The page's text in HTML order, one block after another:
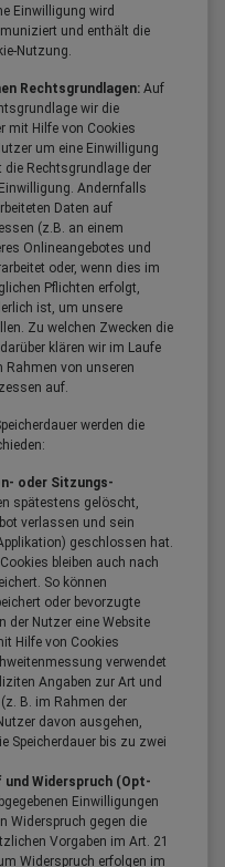
Einwilligung wird
und enthält die
Nutzung.
Rechtsgrundlagen: Auf
wir die
mit Hilfe von Cookies
um eine Einwilligung
die Rechtsgrundlage der
Andernfalls
Daten auf
(z.B. an einem
Onlineangebotes und
oder, wenn dies im
Pflichten erfolgt,
ist, um unsere
Zu welchen Zwecken die
klären wir im Laufe
Rahmen von unseren
auf.
werden die
oder Sitzungs-
spätestens gelöscht,
verlassen und sein
geschlossen hat.
bleiben auch nach
So können
oder bevorzugte
der Nutzer eine Website
Hilfe von Cookies
verwendet
Angaben zur Art und
B. im Rahmen der
davon ausgehen,
Speicherdauer bis zu zwei
und Widerspruch (Opt-
Einwilligungen
Widerspruch gegen die
Vorgaben im Art. 21
Widerspruch erfolgen im